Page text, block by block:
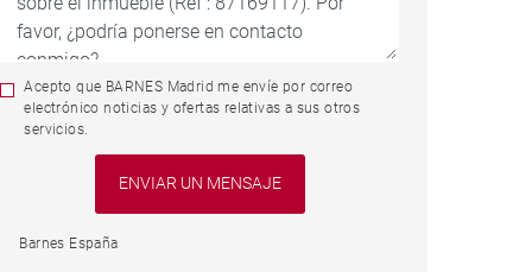
Acepto que BARNES Madrid me envíe por correo
electrónico noticias y ofertas relativas a sus otros
servicios.
Barnes España